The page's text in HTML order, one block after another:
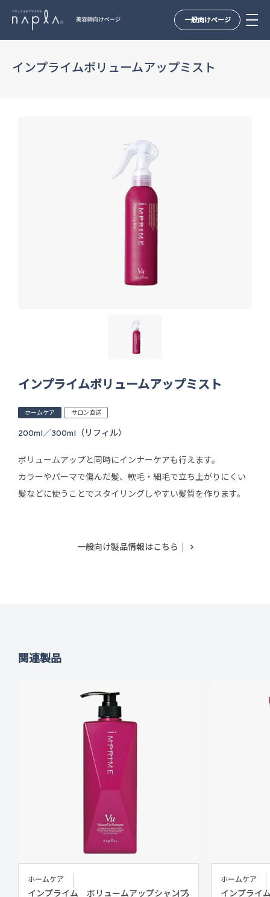
一般向けページ
インプライムボリュームアップミスト
インプライムボリュームアップミスト
ホームケア サロン直送
200ml／300ml（リフィル）
ボリュームアップと同時にインナーケアも行えます。
カラーやパーマで傷んだ髪、軟毛・細毛で立ち上がりにくい
髪などに使うことでスタイリングしやすい髪質を作ります。
一般向け製品情報はこちら
関連製品
ホームケア
インプライム ボリュームアップシャンプ
ホームケア
インプライ